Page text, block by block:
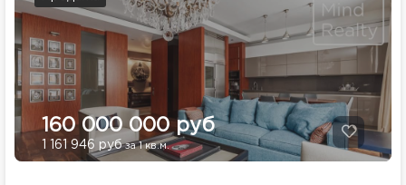
160 000 000 руб
1 161 946 рубза 1 кв.м.